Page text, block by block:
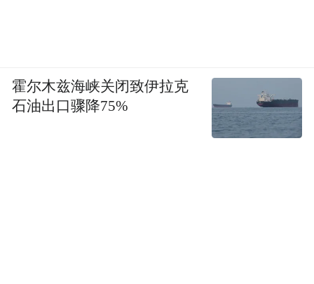
霍尔木兹海峡关闭致伊拉克
石油出口骤降75%